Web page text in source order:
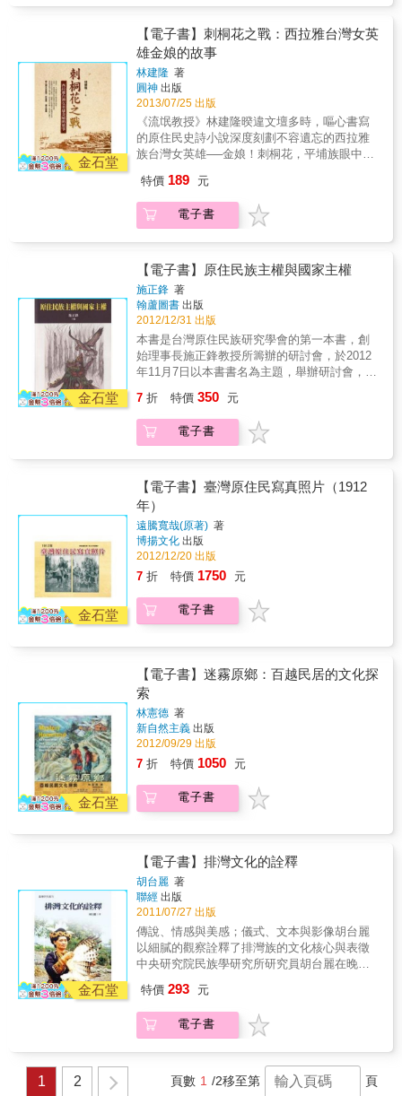
分、母語、就業、經濟立法保障等，但原住民
在台灣社會的極端弱勢與困境真的有獲得改
善？關曉榮決定重回八尺門，希望透過紀錄在
時間容顏裡所顯示的意義，看見都會原住民的
變遷與困境，讓社會大眾正視、關注都會原住
民生存及生活空間等議題，進而從原住民政
策、土地、經濟、社會、文化與教育等根本的
社會構造，去思索並尋求解決問題之有效途
徑。本書收錄大量攝影圖像以及當時作者紀錄
文字，包括一九九六和二○一一年重返八尺門之
代表作《尊嚴與屈辱．國境邊陲．蘭嶼1987》
後，睽違多年作品。＊收錄一百八十五張攝影
照，橫跨近三十年，另收錄已絕版之《八尺門
柱國夫人。」林建隆根據這兩行字，再參照渺
如星火的鄉野傳說，發揮文學乩童似的想像，
顛覆敵對的滿清所謂的歷史與供詞，精心講述
金娘的故事。兩百多年前，台灣天地會首領林
爽文號召十萬民兵反清抗稅，曾經是台灣最大
族群的西拉雅族大頭目、大尪姨金娘帶領部落
聯軍參與起義。「金娘」從此成為史上首位領
導反清卻被後人遺忘的女義士。天賦異稟的金
娘，從小習醫為人治病，又無師自通傳承先祖
的作戰法術，更擁有悲天憫人的高尚情操。於
入天地會陣營，與林爽文一起統帥大軍。她全
力營救被擄為妓的西拉雅少女，希望有朝一日
能讓族人擺脫異族極權統治的剝削與凌虐……
不容遺忘的女英雄。就讓我們跟著她的征戰足
跡，穿越時空到兩百年多前的台灣，展開一趟
精彩絕倫的冒險旅程！
金石堂
【電子書】刺桐花之戰：西拉雅台灣女英
雄金娘的故事
林建隆 著
圓神 出版
2013/07/25 出版
《流氓教授》林建隆暌違文壇多時，嘔心書寫
的原住民史詩小說深度刻劃不容遺忘的西拉雅
族台灣女英雄──金娘！刺桐花，平埔族眼中守
台灣女英雄。在林爽文抗清行動中，頭戴火紅
刺桐花上戰場的金娘， 是如何統領三萬大軍？
如何施法作戰？如何救亡圖存？連橫在台灣通
柱國夫人。」林建隆根據這兩行字，再參照渺
如星火的鄉野傳說，發揮文學乩童似的想像，
顛覆敵對的滿清所謂的歷史與供詞，精心講述
金娘的故事。兩百多年前，台灣天地會首領林
爽文號召十萬民兵反清抗稅，曾經是台灣最大
族群的西拉雅族大頭目、大尪姨金娘帶領部落
聯軍參與起義。「金娘」從此成為史上首位領
導反清卻被後人遺忘的女義士。天賦異稟的金
娘，從小習醫為人治病，又無師自通傳承先祖
是在族人的擁戴下，率領跨部落的勇士們，加
入天地會陣營，與林爽文一起統帥大軍。她全
力營救被擄為妓的西拉雅少女，希望有朝一日
能讓族人擺脫異族極權統治的剝削與凌虐……
金娘不僅僅是西拉雅族的傳奇，更是台灣史上
不容遺忘的女英雄。就讓我們跟著她的征戰足
跡，穿越時空到兩百年多前的台灣，展開一趟
精彩絕倫的冒險旅程！
特價 189 元
電子書
金石堂
【電子書】原住民族主權與國家主權
施正鋒 著
翰蘆圖書 出版
2012/12/31 出版
本書是台灣原住民族研究學會的第一本書，創
始理事長施正鋒教授所籌辦的研討會，於2012
年11月7日以本書書名為主題，舉辦研討會，並
列論文集。1980年代，台灣原住民族展開了權
利保障運動，以三大目標的具體訴求，呼應了
認同權、土地權、自治權；1994年，台灣進行
方面，台灣的原住民族仍未獲得更具體的成
果。原住民族主權、國家主權，這兩者為本書
論述重心，主要針對美國、澳洲、紐西蘭、日
本、拉丁美洲原住民族主權運動發展的介紹與
分析，並試圖理解各國原住民族對於主權的論
述，同時進行原住民主權觀的建構。
7 折 特價 350 元
電子書
金石堂
【電子書】臺灣原住民寫真照片（1912
年）
遠騰寬哉(原著) 著
博揚文化 出版
2012/12/20 出版
7 折 特價 1750 元
電子書
金石堂
【電子書】迷霧原鄉：百越民居的文化探
索
林憲德 著
新自然主義 出版
2012/09/29 出版
7 折 特價 1050 元
電子書
金石堂
【電子書】排灣文化的詮釋
胡台麗 著
聯經 出版
2011/07/27 出版
傳說、情感與美感；儀式、文本與影像胡台麗
以細膩的觀察詮釋了排灣族的文化核心與表徵
中央研究院民族學研究所研究員胡台麗在晚近
野敏感度與感性觸角，對台灣排灣族文化作出
有別於以往的探索與詮釋。本書細緻地描述、
分析田野實例，顯現排灣族重要的文化表徵例
認知的情感與美感，是排灣文化的核心概念。
此書還從排灣巫師的祭儀經語、祭歌等，探討
特價 293 元
電子書
1 2 頁數 1 /2移至第 頁